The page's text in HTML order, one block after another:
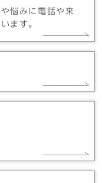
悩みに電話や来
ます。